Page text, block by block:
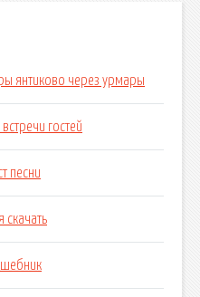
янтиково через урмары
гостей
песни
скачать